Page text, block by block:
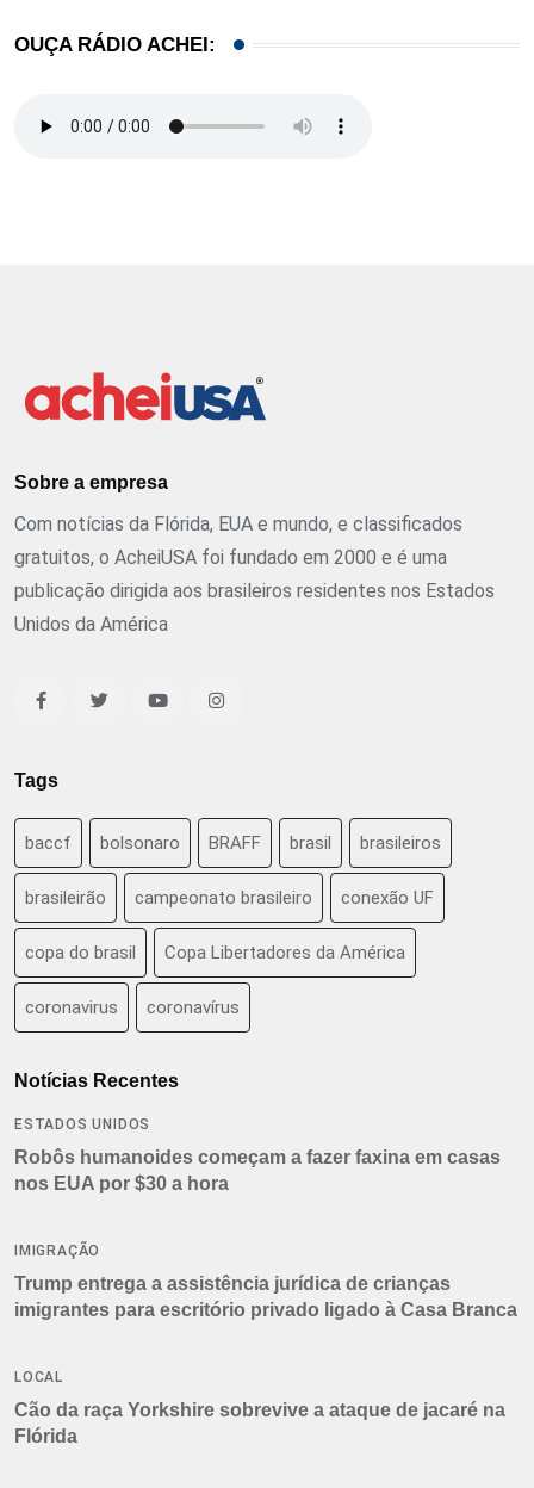
OUÇA RÁDIO ACHEI:
Sobre a empresa
Com notícias da Flórida, EUA e mundo, e classificados
gratuitos, o AcheiUSA foi fundado em 2000 e é uma
publicação dirigida aos brasileiros residentes nos Estados
Unidos da América
Tags
baccf bolsonaro BRAFF brasil brasileiros
brasileirão campeonato brasileiro conexão UF
copa do brasil Copa Libertadores da América
coronavirus coronavírus
Notícias Recentes
ESTADOS UNIDOS
Robôs humanoides começam a fazer faxina em casas
nos EUA por $30 a hora
IMIGRAÇÃO
Trump entrega a assistência jurídica de crianças
imigrantes para escritório privado ligado à Casa Branca
LOCAL
Cão da raça Yorkshire sobrevive a ataque de jacaré na
Flórida